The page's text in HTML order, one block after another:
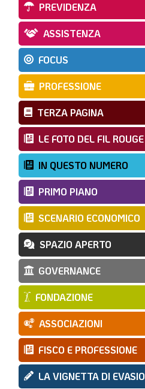
PREVIDENZA
ASSISTENZA
FOCUS
PROFESSIONE
TERZA PAGINA
LE FOTO DEL FIL ROUGE
IN QUESTO NUMERO
PRIMO PIANO
SCENARIO ECONOMICO
SPAZIO APERTO
GOVERNANCE
FONDAZIONE
ASSOCIAZIONI
FISCO E PROFESSIONE
LA VIGNETTA DI EVASIO